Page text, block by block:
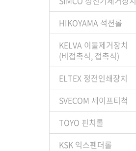
HIKOYAMA 석션롤
KELVA 이물제거장치
(비접촉식, 접촉식)
ELTEX 정전인쇄장치
SVECOM 세이프티척
TOYO 핀치롤
KSK 익스펜더롤